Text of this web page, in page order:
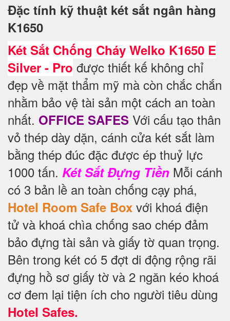
Đặc tính kỹ thuật két sắt ngân hàng
K1650
Két Sắt Chống Cháy Welko K1650 E
Silver - Pro được thiết kế không chỉ
đẹp về mặt thẩm mỹ mà còn chắc chắn
nhằm bảo vệ tài sản một cách an toàn
nhất. OFFICE SAFES Với cấu tạo thân
vỏ thép dày dặn, cánh cửa két sắt làm
bằng thép đúc đặc được ép thuỷ lực
1000 tấn. Két Sắt Đựng Tiền Mỗi cánh
có 3 bản lề an toàn chống cạy phá,
Hotel Room Safe Box với khoá điện
tử và khoá chìa chống sao chép đảm
bảo đựng tài sản và giấy tờ quan trọng.
Bên trong két có 5 đợt di động rộng rãi
đựng hồ sơ giấy tờ và 2 ngăn kéo khoá
cơ đem lại tiện ích cho người tiêu dùng
Hotel Safes.